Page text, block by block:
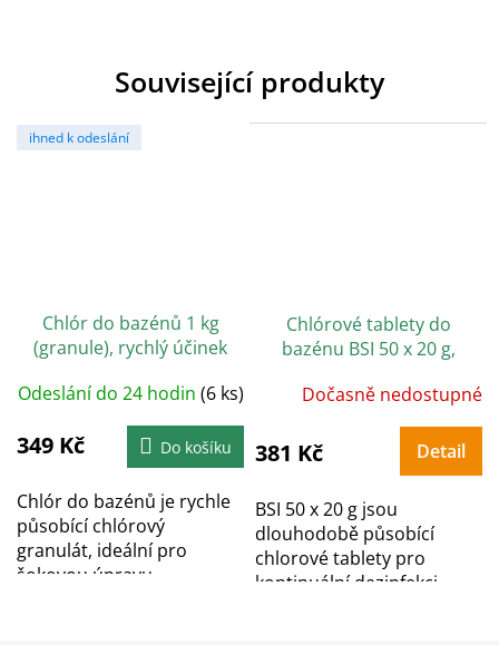
Související produkty
ihned k odeslání
Chlór do bazénů 1 kg
(granule), rychlý účinek
Odeslání do 24 hodin (6 ks)
349 Kč Do košíku
Chlór do bazénů je rychle
působící chlórový
granulát, ideální pro
šokovou úpravu...
Chlórové tablety do
bazénu BSI 50 x 20 g,
Dočasně nedostupné
381 Kč Detail
BSI 50 x 20 g jsou
dlouhodobě působící
chlorové tablety pro
kontinuální dezinfekci